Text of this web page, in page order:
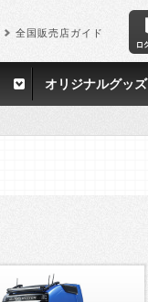
全国販売店ガイド
オリジナルグッズ